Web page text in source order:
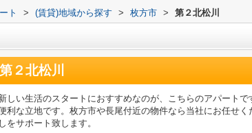
ト > (賃貸)地域から探す > 枚方市 > 第２北松川
第２北松川
しい生活のスタートにおすすめなのが、こちらのアパート
利な立地です。枚方市や長尾付近の物件なら当社にお任せ
しをサポート致します。